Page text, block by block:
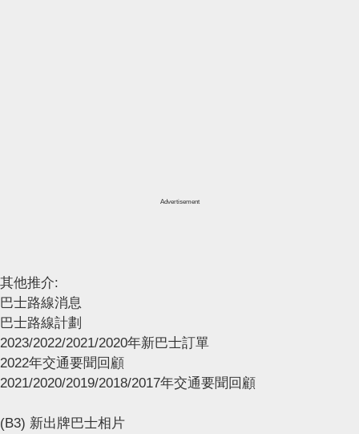
Advertisement
其他推介:
巴士路線消息
巴士路線計劃
2023/2022/2021/2020年新巴士訂單
2022年交通要聞回顧
2021/2020/2019/2018/2017年交通要聞回顧
(B3) 新出牌巴士相片